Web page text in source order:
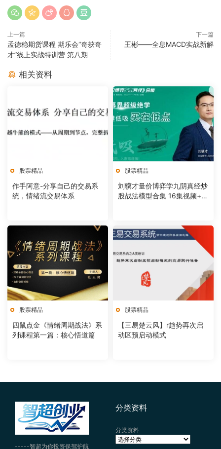
上一篇
孟德稳期货课程 期乐会“奇获奇
才”线上实战特训营 第八期
下一篇
王彬——全息MACD实战新解
相关资料
股票精品
作手阿意-分享自己的交易系
统，情绪流交易体系
股票精品
刘骥才量价博弈学九阴真经炒
股战法模型合集 16集视频+课
股票精品
四鼠点金《情绪周期战法》系
列课程第一篇：核心悟道篇
股票精品
【三易楚云风】r趋势再次启
动区预启动模式
-----智超为你投资保驾护航
分类资料
分类资料